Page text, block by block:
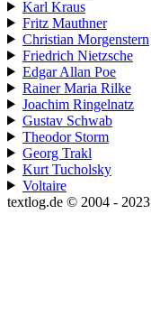
Karl Kraus
Fritz Mauthner
Christian Morgenstern
Friedrich Nietzsche
Edgar Allan Poe
Rainer Maria Rilke
Joachim Ringelnatz
Gustav Schwab
Theodor Storm
Georg Trakl
Kurt Tucholsky
Voltaire
textlog.de © 2004 - 2023